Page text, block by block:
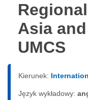
Asia
UMCS
Kierunek:
Język wykładowy: